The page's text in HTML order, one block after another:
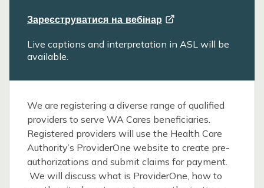
Зареєструватися на вебінар
Live captions and interpretation in ASL will be
available.
We are registering a diverse range of qualified
providers to serve WA Cares beneficiaries.
Registered providers will use the Health Care
Authority’s ProviderOne website to create pre-
authorizations and submit claims for payment.
We will discuss what is ProviderOne, how to